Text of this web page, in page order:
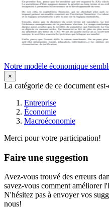
Notre modèle économique
×
La catégorie de ce document
Entreprise
Économie
Macroéconomie
Merci pour votre participation!
Faire une suggestion
Avez-vous trouvé des erreurs
savez-vous comment améliorer
N'hésitez pas à envoyer vos
nous!